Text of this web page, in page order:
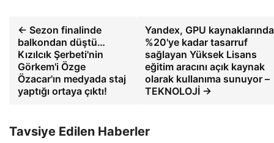
← Sezon finalinde
balkondan düştü…
Kızılcık Şerbeti'nin
Görkem'i Özge
Özacar'ın medyada staj
yaptığı ortaya çıktı!
Yandex, GPU kaynaklarında
%20'ye kadar tasarruf
sağlayan Yüksek Lisans
eğitim aracını açık kaynak
olarak kullanıma sunuyor –
TEKNOLOJİ →
Tavsiye Edilen Haberler